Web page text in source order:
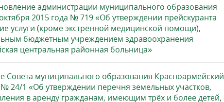
администрации муниципального образования
2015 года № 719 «Об утверждении прейскуранта
услуги (кроме экстренной медицинской помощи),
бюджетным учреждением здравоохранения
центральная районная больница»
муниципального образования Красноармейский
24/1 «Об утверждении перечня земельных участков,
в аренду гражданам, имеющим трёх и более детей,